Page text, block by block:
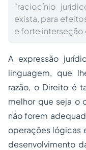
“raciocínio
exista, para
e forte interseção
A expressão
linguagem, que
razão, o Direito é
melhor que seja o
não forem
operações lógicas
desenvolvimento